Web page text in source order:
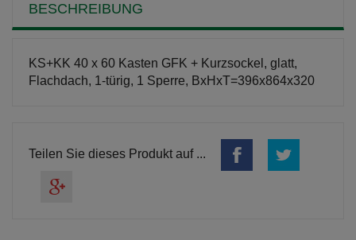
BESCHREIBUNG
KS+KK 40 x 60 Kasten GFK + Kurzsockel, glatt,
Flachdach, 1-türig, 1 Sperre, BxHxT=396x864x320
Teilen Sie dieses Produkt auf ...